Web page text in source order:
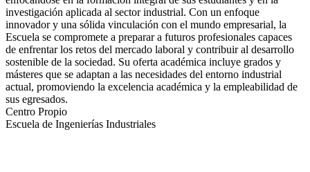
investigación aplicada al sector industrial. Con un enfoque
innovador y una sólida vinculación con el mundo empresarial, la
Escuela se compromete a preparar a futuros profesionales capaces
de enfrentar los retos del mercado laboral y contribuir al desarrollo
sostenible de la sociedad. Su oferta académica incluye grados y
másteres que se adaptan a las necesidades del entorno industrial
actual, promoviendo la excelencia académica y la empleabilidad de
sus egresados.
Centro Propio
Escuela de Ingenierías Industriales